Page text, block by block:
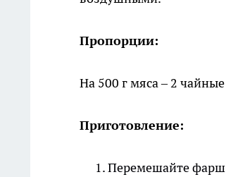
Пропорции:
На 500 г мяса – 2
Приготовление:
Перемешайте фарш